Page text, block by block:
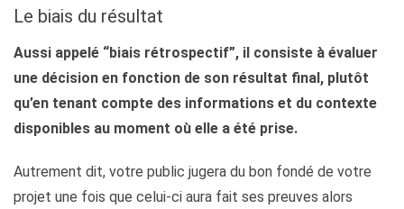
Le biais du résultat
Aussi appelé “biais rétrospectif”, il consiste à évaluer
une décision en fonction de son résultat final, plutôt
qu’en tenant compte des informations et du contexte
disponibles au moment où elle a été prise.
Autrement dit, votre public jugera du bon fondé de votre
projet une fois que celui-ci aura fait ses preuves alors